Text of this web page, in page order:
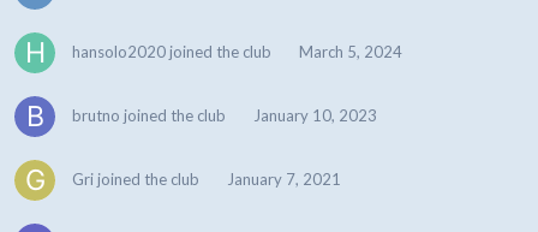
hansolo2020 joined the club March 5, 2024
brutno joined the club January 10, 2023
Gri joined the club January 7, 2021